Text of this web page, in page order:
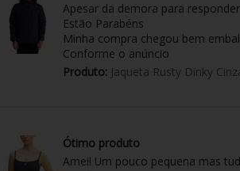
Apesar da demora para
Estão Parabéns
Minha compra chegou bem
Conforme o anúncio
Produto: Jaqueta Rusty Dinky
Ótimo produto
Amei! Um pouco pequena mas